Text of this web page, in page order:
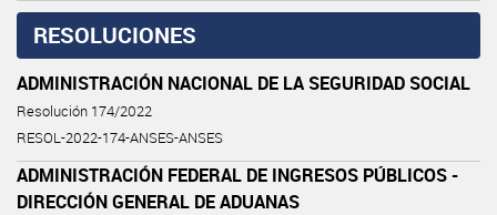
RESOLUCIONES
ADMINISTRACIÓN NACIONAL DE LA SEGURIDAD SOCIAL
Resolución 174/2022
RESOL-2022-174-ANSES-ANSES
ADMINISTRACIÓN FEDERAL DE INGRESOS PÚBLICOS -
DIRECCIÓN GENERAL DE ADUANAS